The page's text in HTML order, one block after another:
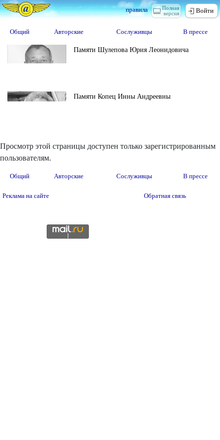
Полная
версия
правила Войти
Общий Авторские Сослуживцы В прессе
Памяти Шулепова Юрия Леонидовича
Памяти Копец Инны Андреевны
Просмотр этой страницы доступен только зарегистрированным
пользователям.
Общий Авторские Сослуживцы В прессе
Реклама на сайте Обратная связь